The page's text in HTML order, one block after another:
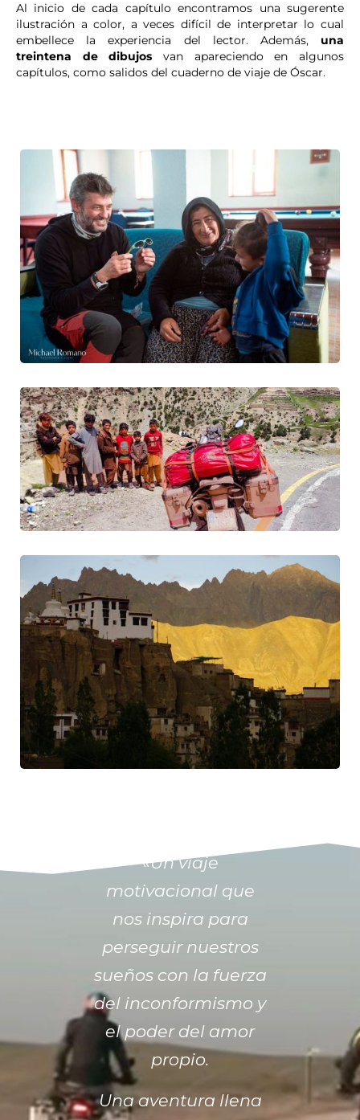
Al inicio de cada capítulo encontramos una sugerente
ilustración a color, a veces difícil de interpretar lo cual
embellece la experiencia del lector. Además, una
treintena de dibujos van apareciendo en algunos
capítulos, como salidos del cuaderno de viaje de Óscar.
«Un viaje
motivacional que
nos inspira para
perseguir nuestros
sueños con la fuerza
del inconformismo y
el poder del amor
propio.
Una aventura llena